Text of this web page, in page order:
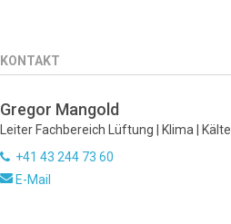
KONTAKT
Gregor Mangold
Leiter Fachbereich Lüftung | Klima | Kälte
+41 43 244 73 60
E-Mail